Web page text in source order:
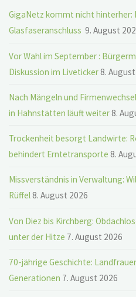
GigaNetz kommt nicht hinterher:
Glasfaseranschluss 9. August
Vor Wahl im September :
Diskussion im Liveticker8.
Nach Mängeln und
in Hahnstätten läuft weiter8.
Trockenheit besorgt Landwirte:
behindert Erntetransporte 8.
Missverständnis in Verwaltung:
Rüffel8. August 2026
Von Diez bis Kirchberg:
unter der Hitze 7. August 2026
70-jährige Geschichte:
Generationen 7. August 2026